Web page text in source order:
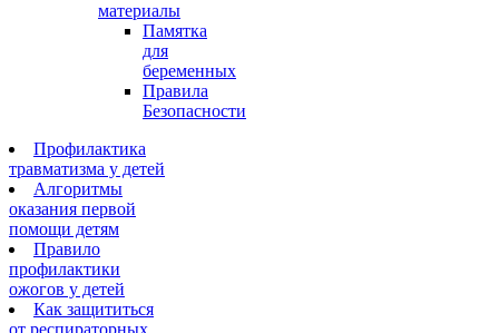
материалы
Памятка
для
беременных
Правила
Безопасности
Профилактика
травматизма у детей
Алгоритмы
оказания первой
помощи детям
Правило
профилактики
ожогов у детей
Как защититься
от респираторных